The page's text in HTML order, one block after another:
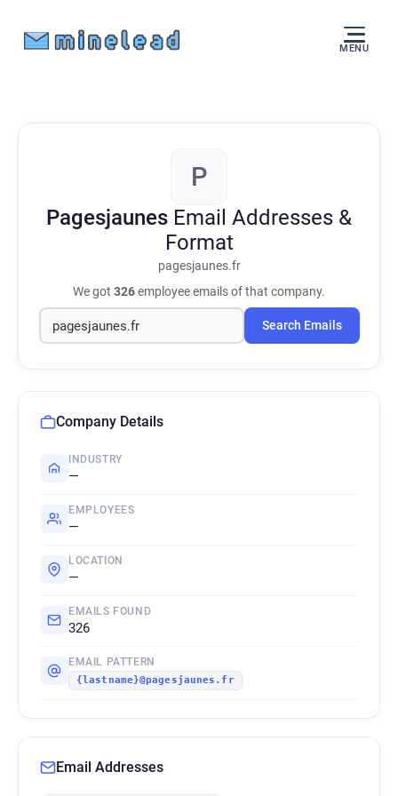
MENU
P
Pagesjaunes Email Addresses &
Format
pagesjaunes.fr
We got 326employee emails of that company.
Search Emails
Company Details
INDUSTRY
—
EMPLOYEES
—
LOCATION
—
EMAILS FOUND
326
EMAIL PATTERN
{lastname}@pagesjaunes.fr
Email Addresses